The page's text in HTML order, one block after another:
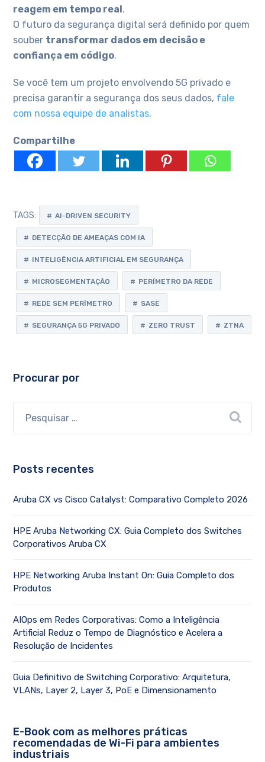
reagem em tempo real .
O futuro da segurança digital será definido por quem
souber transformar dados em decisão e
confiança em código.
Se você tem um projeto envolvendo 5G privado e
precisa garantir a segurança dos seus dados, fale
com nossa equipe de analistas.
Compartilhe
TAGS: AI-DRIVEN SECURITY
DETECÇÃO DE AMEAÇAS COM IA
INTELIGÊNCIA ARTIFICIAL EM SEGURANÇA
MICROSEGMENTAÇÃO PERÍMETRO DA REDE
REDE SEM PERÍMETRO SASE
SEGURANÇA 5G PRIVADO ZERO TRUST ZTNA
Procurar por
Posts recentes
Aruba CX vs Cisco Catalyst: Comparativo Completo 2026
HPE Aruba Networking CX: Guia Completo dos Switches
Corporativos Aruba CX
HPE Networking Aruba Instant On: Guia Completo dos
Produtos
AIOps em Redes Corporativas: Como a Inteligência
Artificial Reduz o Tempo de Diagnóstico e Acelera a
Resolução de Incidentes
Guia Definitivo de Switching Corporativo: Arquitetura,
VLANs, Layer 2, Layer 3, PoE e Dimensionamento
E-Book com as melhores práticas
recomendadas de Wi-Fi para ambientes
industriais